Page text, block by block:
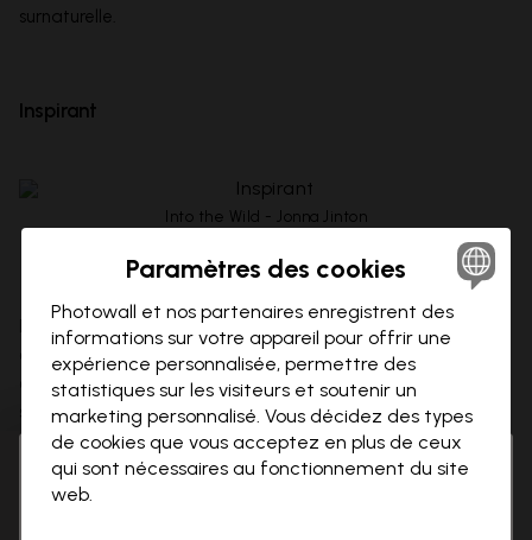
Hi there!
surnaturelle.
Inspirant
Into the Wild - Jonna Jinton
Les fresques murales en typographie
mettant en avant des
citations inspirantes, de vastes paysages ouverts, des
oiseauxen plein vol ou encore des designs abstraits
symbolisant la liberté, peuvent stimuler la motivation et
l’inspiration.
En fin de compte, la fresque murale que vous choisissez
Paramètres des cookies
Photowall et nos partenaires enregistrent des
informations sur votre appareil pour offrir une
expérience personnalisée, permettre des
statistiques sur les visiteurs et soutenir un
marketing personnalisé. Vous décidez des types
de cookies que vous acceptez en plus de ceux
qui sont nécessaires au fonctionnement du site
web.